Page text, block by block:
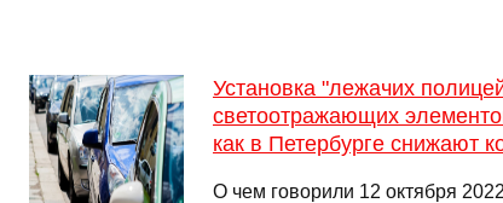
Установка "лежачих
светоотражающих
как в Петербурге снижают
О чем говорили 12 октября